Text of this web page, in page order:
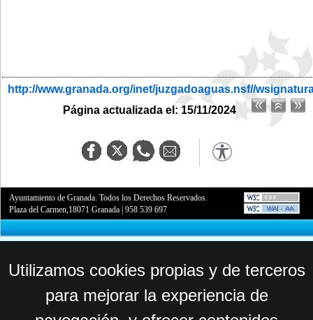
http://www.granada.org/inet/juzgadoaguas.nsf//
Página actualizada el: 15/11/2024
Ayuntamiento de Granada. Todos los Derechos Reservados.
Plaza del Carmen,18071 Granada |958 539 697
Utilizamos cookies propias y de terceros
para mejorar la experiencia de